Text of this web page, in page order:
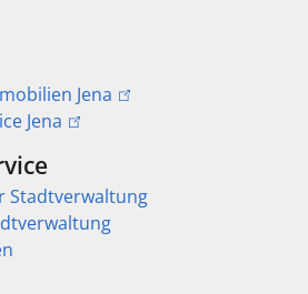
Jena
Jena
Stadtverwaltung